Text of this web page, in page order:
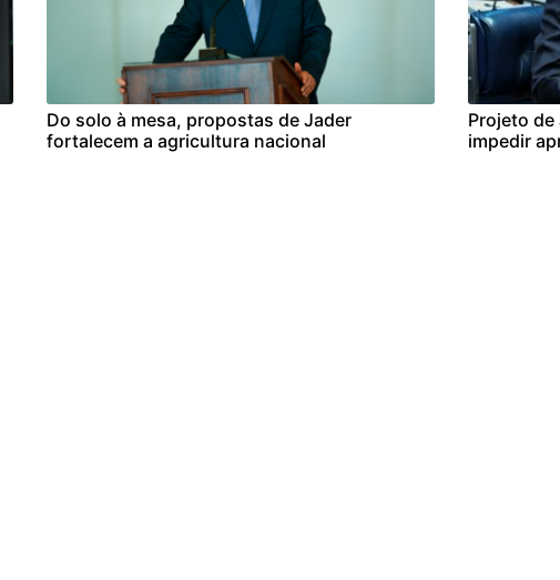
Do solo à mesa, propostas de Jader
fortalecem a agricultura nacional
Projeto
impedir